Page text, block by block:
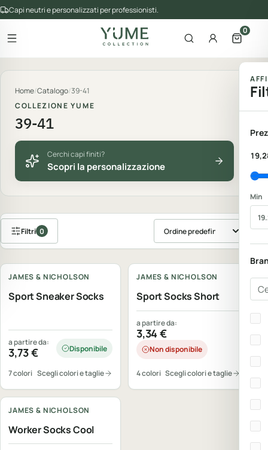
Capi neutri e personalizzati per professionisti.
Apri il menu
del catalogo
Apri la ricerca
AccountApri il
0
Home/Catalogo/39-41
COLLEZIONE YUME
39-41
Cerchi capi finiti?
Scopri la personalizzazione
Min
Filtri 0 Ordina prodotti
Personalizzabile
JAMES & NICHOLSON
Sport Sneaker Socks
a partire da:
3,73€ Disponibile
7 colori Scegli colori e taglie
Personalizzabile
JAMES & NICHOLSON
Sport Socks Short
a partire da:
3,34€
Non disponibile
4 colori Scegli colori e taglie
JAMES & NICHOLSON
Worker Socks Cool